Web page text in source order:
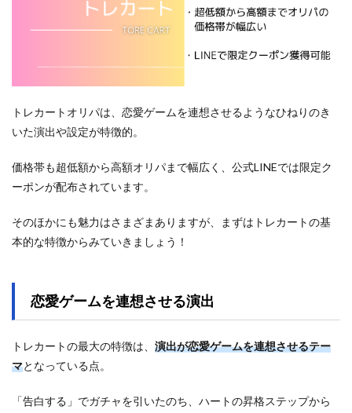
トレカートオリパは、恋愛ゲームを連想させるようなひねりのき
いた演出や設定が特徴的。
価格帯も超低額から高額オリパまで幅広く、公式LINEでは限定ク
ーポンが配布されています。
そのほかにも魅力はさまざまありますが、まずはトレカートの基
本的な特徴からみていきましょう！
恋愛ゲームを連想させる演出
トレカートの最大の特徴は、 演出が恋愛ゲームを連想させるテー
マとなっている点。
「告白する」でガチャを引いたのち、ハートの昇格ステップから